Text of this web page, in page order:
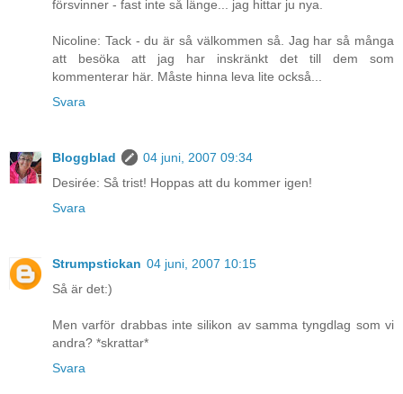
försvinner - fast inte så länge... jag hittar ju nya.
Nicoline: Tack - du är så välkommen så. Jag har så många
att besöka att jag har inskränkt det till dem som
kommenterar här. Måste hinna leva lite också...
Svara
Bloggblad
04 juni, 2007 09:34
Desirée: Så trist! Hoppas att du kommer igen!
Svara
Strumpstickan 04 juni, 2007 10:15
Så är det:)
Men varför drabbas inte silikon av samma tyngdlag som vi
andra? *skrattar*
Svara